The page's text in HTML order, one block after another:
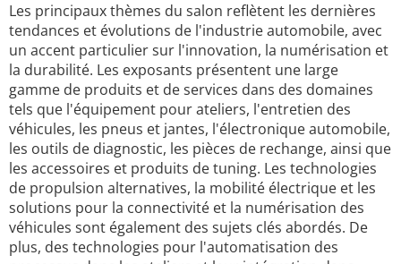
Les principaux thèmes du salon reflètent les dernières
tendances et évolutions de l'industrie automobile, avec
un accent particulier sur l'innovation, la numérisation et
la durabilité. Les exposants présentent une large
gamme de produits et de services dans des domaines
tels que l'équipement pour ateliers, l'entretien des
véhicules, les pneus et jantes, l'électronique automobile,
les outils de diagnostic, les pièces de rechange, ainsi que
les accessoires et produits de tuning. Les technologies
de propulsion alternatives, la mobilité électrique et les
solutions pour la connectivité et la numérisation des
véhicules sont également des sujets clés abordés. De
plus, des technologies pour l'automatisation des